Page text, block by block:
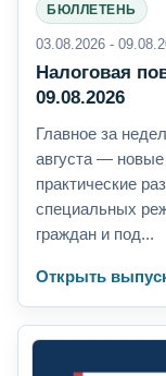
БЮЛЛЕТЕНЬ
03.08.2026 -
Налоговая
09.08.2026
Главное за
августа —
практические
специальных
граждан и под...
Открыть